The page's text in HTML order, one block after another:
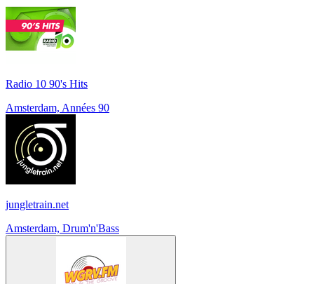
Radio 10 90's Hits
Amsterdam, Années 90
jungletrain.net
Amsterdam, Drum'n'Bass